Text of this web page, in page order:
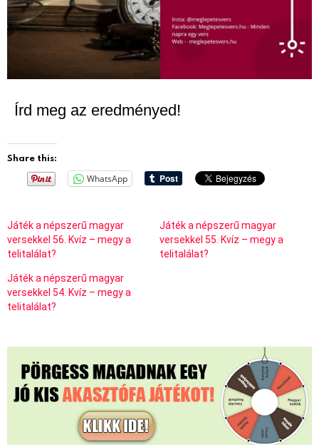
Írd meg az eredményed!
Share this:
WhatsApp
Játék a népszerű magyar
versekkel 56. Kvíz – megy a
telitalálat?
Játék a népszerű magyar
versekkel 55. Kvíz – megy a
telitalálat?
Játék a népszerű magyar
versekkel 54. Kvíz – megy a
telitalálat?